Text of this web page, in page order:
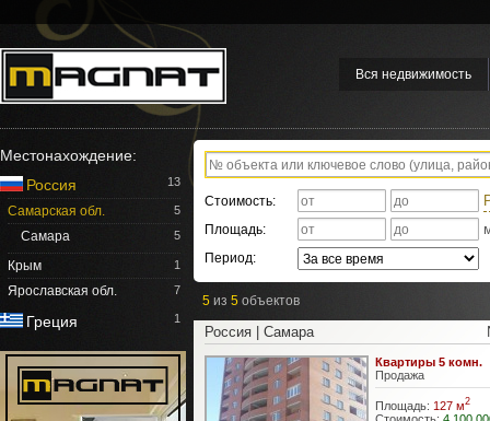
Вся недвижимость
Местонахождение:
Россия
13
Самарская обл. 5
Самара 5
Крым 1
Ярославская обл. 7
Греция 1
Стоимость:
Площадь:
Период:
5 из 5 объектов
Россия | Самара
Квартиры 5 комн.
Продажа
Площадь: 127 м2